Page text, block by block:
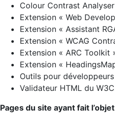
Colour Contrast
Extension « Web
Extension « Assistant
Extension « WCAG
Extension « ARC Toolkit
Extension «
Outils pour
Validateur HTML du
Pages du site ayant fait